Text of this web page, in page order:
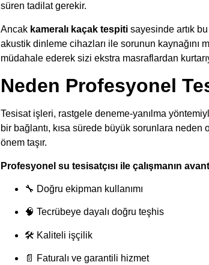
süren tadilat gerekir.
Ancak kameralı kaçak tespitisayesinde artık
akustik dinleme cihazları ile sorunun
müdahale ederek sizi ekstra masraflardan
Neden Profesyonel
Tesisat işleri, rastgele deneme-yanılma
bir bağlantı, kısa sürede büyük sorunlara
önem taşır.
Profesyonel su tesisatçısı ile çalışmanın
🔧 Doğru ekipman kullanımı
🧠 Tecrübeye dayalı doğru teşhis
🛠 Kaliteli işçilik
📄 Faturalı ve garantili hizmet